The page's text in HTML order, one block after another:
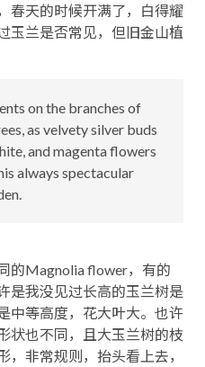
春天的时候开满了，白得耀
玉兰是否常见，但旧金山植
on the branches of
as velvety silver buds
and magenta flowers
always spectacular
的Magnolia flower，有的
是我没见过长高的玉兰树是
中等高度，花大叶大。也许
状也不同，且大玉兰树的枝
非常规则，抬头看上去，